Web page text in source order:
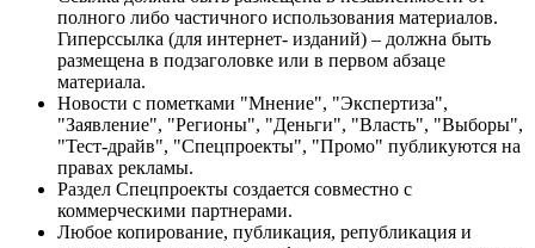
полного либо частичного использования материалов.
Гиперссылка (для интернет- изданий) – должна быть
размещена в подзаголовке или в первом абзаце
материала.
Новости с пометками "Мнение", "Экспертиза",
"Заявление", "Регионы", "Деньги", "Власть", "Выборы",
"Тест-драйв", "Спецпроекты", "Промо" публикуются на
правах рекламы.
Раздел Спецпроекты создается совместно с
коммерческими партнерами.
Любое копирование, публикация, републикация и